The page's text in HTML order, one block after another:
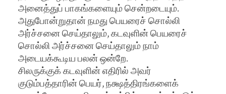
அனைத்துப் பாகங்களையும் சென்றடையும்.
அதுபோன்றுதான் நமது பெயரைச் சொல்லி
அர்ச்சனை செய்தாலும், கடவுளின் பெயரைச்
சொல்லி அர்ச்சனை செய்தாலும் நாம்
அடையக்கூடிய பலன் ஒன்றே.
சிலருக்குக் கடவுளின் எதிரில் அவர்
குடும்பத்தாரின் பெயர், நக்ஷத்திரங்களைக்